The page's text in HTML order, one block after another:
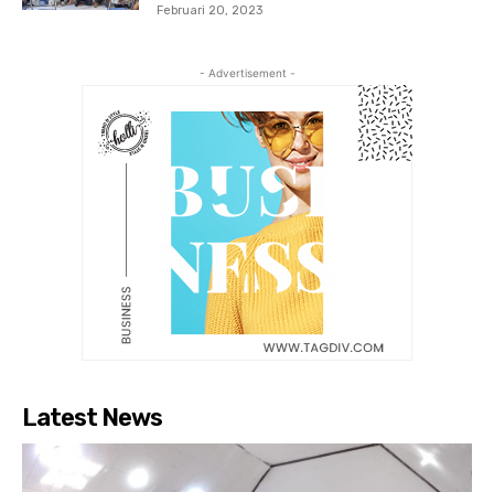
Februari 20, 2023
- Advertisement -
Latest News